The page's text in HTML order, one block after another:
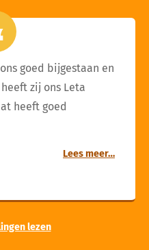
goed bijgestaan en
zij ons Leta
heeft goed
Lees meer…
lezen